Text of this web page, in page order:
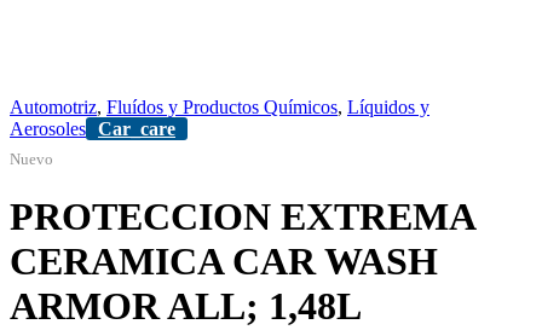
Automotriz, Fluídos y Productos Químicos, Líquidos y
Aerosoles Car_care
Nuevo
PROTECCION EXTREMA
CERAMICA CAR WASH
ARMOR ALL; 1,48L